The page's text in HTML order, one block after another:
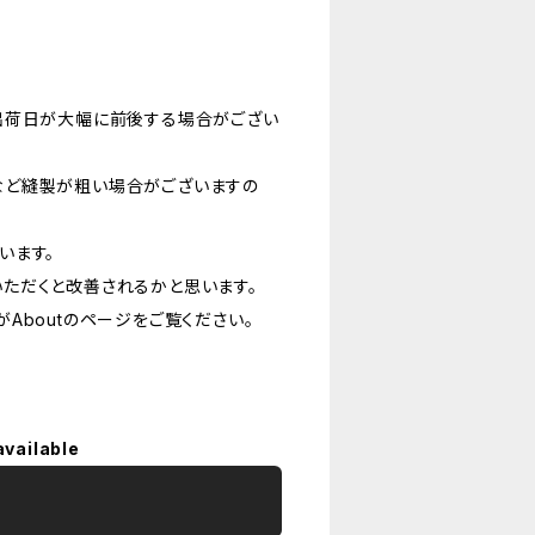
荷日が大幅に前後する場合がござい
縫製が粗い場合がございますの
す。
くと改善されるかと思います。
のページをご覧ください。